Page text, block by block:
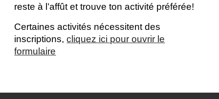
reste à l’affût et trouve ton activité préférée!
Certaines activités nécessitent des
inscriptions,cliquez ici pour ouvrir le
formulaire